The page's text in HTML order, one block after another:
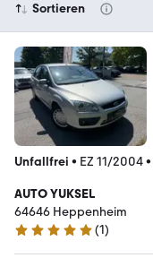
Sortieren
Unfallfrei • EZ 11/2004•
AUTO YUKSEL
64646 Heppenheim
5 Sterne
(1)